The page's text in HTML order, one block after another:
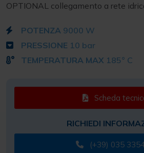
OPTIONAL collegamento a rete
POTENZA 9000 W
PRESSIONE 10 bar
TEMPERATURA MAX 185° C
Scheda
RICHIEDI
(+39) 035